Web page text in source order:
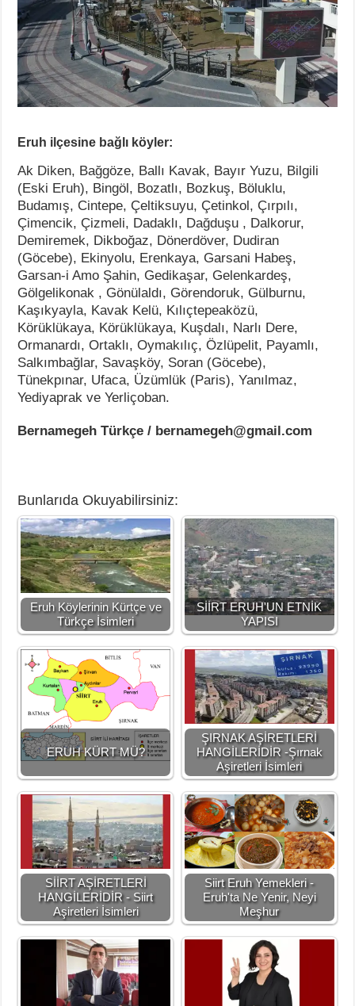
Eruh ilçesine bağlı köyler:
Ak Diken, Bağgöze, Ballı Kavak, Bayır Yuzu, Bilgili
(Eski Eruh), Bingöl, Bozatlı, Bozkuş, Böluklu,
Budamış, Cintepe, Çeltiksuyu, Çetinkol, Çırpılı,
Çimencik, Çizmeli, Dadaklı, Dağduşu , Dalkorur,
Demiremek, Dikboğaz, Dönerdöver, Dudiran
(Göcebe), Ekinyolu, Erenkaya, Garsani Habeş,
Garsan-i Amo Şahin, Gedikaşar, Gelenkardeş,
Gölgelikonak , Gönülaldı, Görendoruk, Gülburnu,
Kaşıkyayla, Kavak Kelü, Kılıçtepeaközü,
Körüklükaya, Körüklükaya, Kuşdalı, Narlı Dere,
Ormanardı, Ortaklı, Oymakılıç, Özlüpelit, Payamlı,
Salkımbağlar, Savaşköy, Soran (Göcebe),
Tünekpınar, Ufaca, Üzümlük (Paris), Yanılmaz,
Yediyaprak ve Yerliçoban.
Bernamegeh Türkçe / bernamegeh@gmail.com
Bunlarıda Okuyabilirsiniz:
Eruh Köylerinin Kürtçe ve
Türkçe İsimleri
SİİRT ERUH'UN ETNİK
YAPISI
ERUH KÜRT MÜ?
ŞIRNAK AŞİRETLERİ
HANGİLERİDİR -Şırnak
Aşiretleri İsimleri
SİİRT AŞİRETLERİ
HANGİLERİDİR - Siirt
Aşiretleri İsimleri
Siirt Eruh Yemekleri -
Eruh'ta Ne Yenir, Neyi
Meşhur